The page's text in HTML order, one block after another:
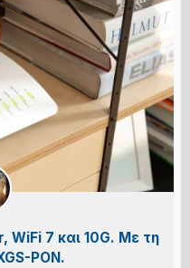
WiFi 7 και 10G. Με τη
PON.